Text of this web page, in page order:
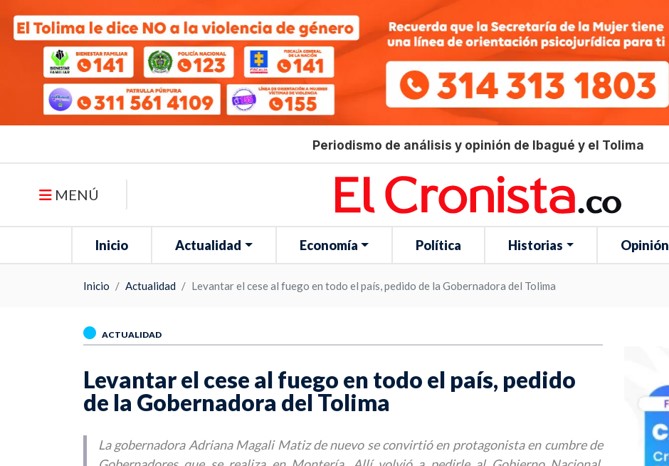
Periodismo de análisis y opinión de Ibagué y el Tolima
MENÚ
Inicio Actualidad Economía Política Historias Opinión
Inicio Actualidad Levantar el cese al fuego en todo el país, pedido de la Gobernadora del Tolima
ACTUALIDAD
Levantar el cese al fuego en todo el país, pedido
de la Gobernadora del Tolima
La gobernadora Adriana Magali Matiz de nuevo se convirtió en protagonista en cumbre de